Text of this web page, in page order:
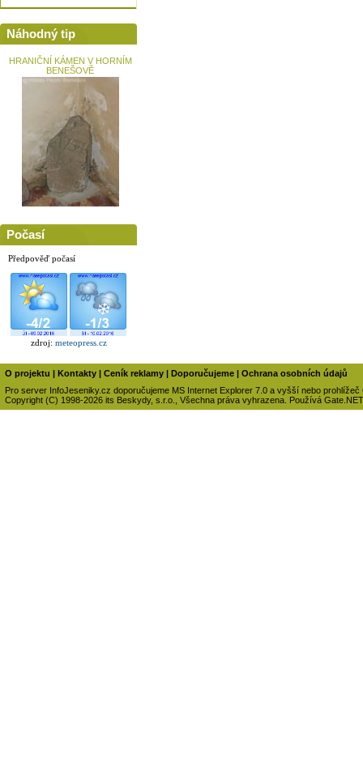
Náhodný tip
HRANIČNÍ KÁMEN V HORNÍM
BENEŠOVĚ
Počasí
Předpověď počasí
zdroj: meteopress.cz
O projektu Kontakty Ceník reklamy Doporučujeme
Ochrana osobních údajů
Pro server InfoJeseniky.cz doporučujeme MS Internet Explorer 7.0 a vyšší nebo prohlížeč
Copyright (C) 1998-2026 its Beskydy, s.r.o., Všechna práva vyhrazena. Používá